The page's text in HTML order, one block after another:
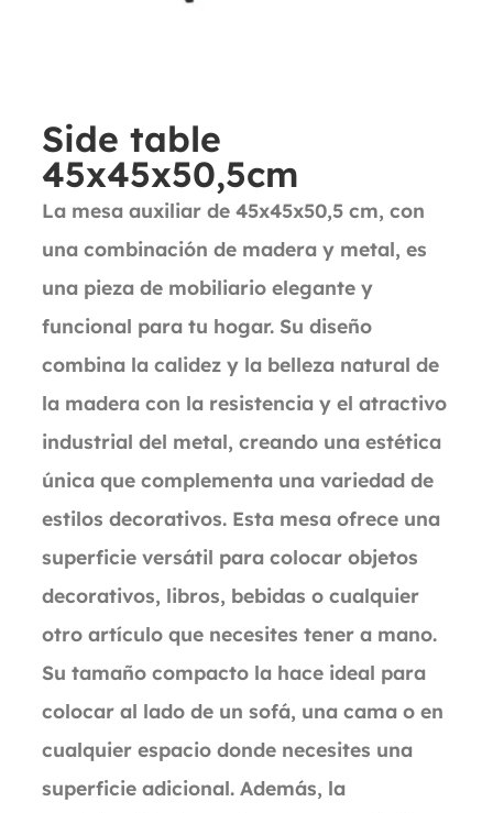
Side table
45x45x50,5cm
La mesa auxiliar de 45x45x50,5 cm, con
una combinación de madera y metal, es
una pieza de mobiliario elegante y
funcional para tu hogar. Su diseño
combina la calidez y la belleza natural de
la madera con la resistencia y el atractivo
industrial del metal, creando una estética
única que complementa una variedad de
estilos decorativos. Esta mesa ofrece una
superficie versátil para colocar objetos
decorativos, libros, bebidas o cualquier
otro artículo que necesites tener a mano.
Su tamaño compacto la hace ideal para
colocar al lado de un sofá, una cama o en
cualquier espacio donde necesites una
superficie adicional. Además, la